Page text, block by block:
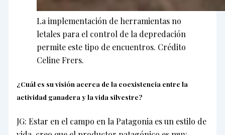
La implementación de herramientas no
letales para el control de la depredación
permite este tipo de encuentros. Crédito
Celine Frers.
¿Cuál es su visión acerca de la coexistencia entre la
actividad ganadera y la vida silvestre?
JG: Estar en el campo en la Patagonia es un estilo de